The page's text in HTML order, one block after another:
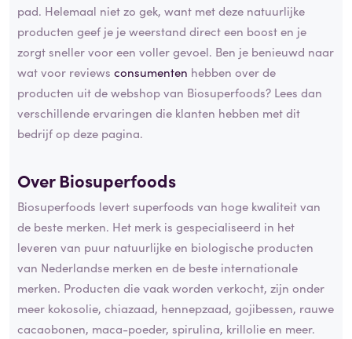
pad. Helemaal niet zo gek, want met deze natuurlijke
producten geef je je weerstand direct een boost en je
zorgt sneller voor een voller gevoel. Ben je benieuwd naar
wat voor reviews consumenten hebben over de
producten uit de webshop van Biosuperfoods? Lees dan
verschillende ervaringen die klanten hebben met dit
bedrijf op deze pagina.
Over Biosuperfoods
Biosuperfoods levert superfoods van hoge kwaliteit van
de beste merken. Het merk is gespecialiseerd in het
leveren van puur natuurlijke en biologische producten
van Nederlandse merken en de beste internationale
merken. Producten die vaak worden verkocht, zijn onder
meer kokosolie, chiazaad, hennepzaad, gojibessen, rauwe
cacaobonen, maca-poeder, spirulina, krillolie en meer.